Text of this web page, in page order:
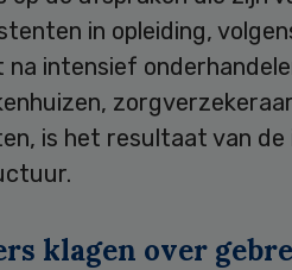
in opleiding,
na intensief
is het resultaat van
klagen over